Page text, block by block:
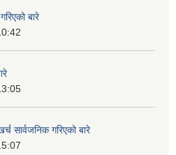
बारे
सार्वजनिक गरिएको बारे